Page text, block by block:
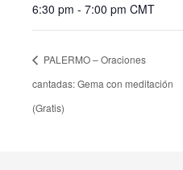
6:30 pm - 7:00 pm CMT
PALERMO – Oraciones
cantadas: Gema con meditación
(Gratis)